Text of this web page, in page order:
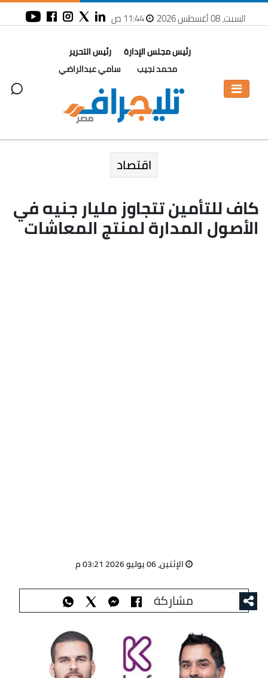
السبت، 08 أغسطس 2026 11:44 ص
رئيس مجلس الإدارة
محمد نجيب
رئيس التحرير
سامي عبدالراضي
اقتصاد
كاف للتأمين تتجاوز مليار جنيه في
الأصول المدارة لمنتج المعاشات
الإثنين، 06 يوليو 2026 03:21 م
مشاركة